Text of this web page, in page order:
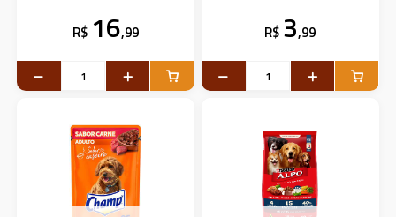
R$ 16,99 R$ 3,99